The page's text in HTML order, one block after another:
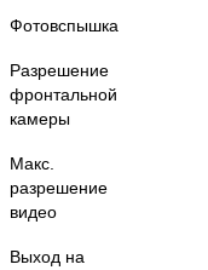
Фотовспышка
Разрешение
фронтальной
камеры
Макс.
разрешение
видео
Выход на